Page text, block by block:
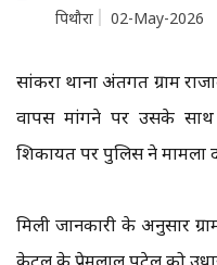
पिथौरा
02-May-2026
सांकरा थाना अंतर्गत ग्राम
वापस मांगने पर उसके
शिकायत पर पुलिस ने मामला
मिली जानकारी के अनुसार